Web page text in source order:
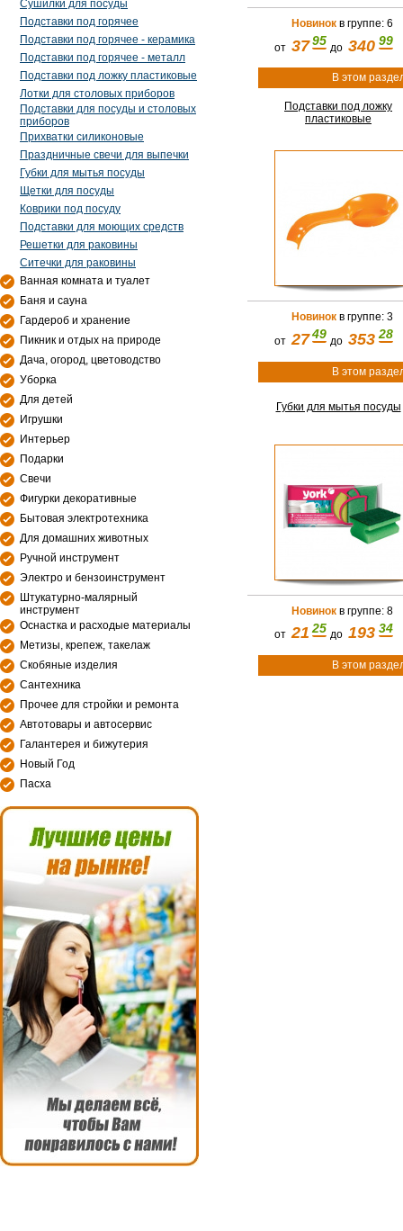
Сушилки для посуды
Подставки под горячее
Подставки под горячее - керамика
Подставки под горячее - металл
Подставки под ложку пластиковые
Лотки для столовых приборов
Подставки для посуды и столовых
приборов
Прихватки силиконовые
Праздничные свечи для выпечки
Губки для мытья посуды
Щетки для посуды
Коврики под посуду
Подставки для моющих средств
Решетки для раковины
Ситечки для раковины
Ванная комната и туалет
Баня и сауна
Гардероб и хранение
Пикник и отдых на природе
Дача, огород, цветоводство
Уборка
Для детей
Игрушки
Интерьер
Подарки
Свечи
Фигурки декоративные
Бытовая электротехника
Для домашних животных
Ручной инструмент
Электро и бензоинструмент
Штукатурно-малярный
инструмент
Оснастка и расходые материалы
Метизы, крепеж, такелаж
Скобяные изделия
Сантехника
Прочее для стройки и ремонта
Автотовары и автосервис
Галантерея и бижутерия
Новый Год
Пасха
Новинокв группе: 6
от 37 95до340 99
В этом
Подставки под ложку
пластиковые
Новинокв группе: 3
от27 49до353 28
В этом
Губки для мытья посуды
Новинокв группе: 8
от21 25до193 34
В этом